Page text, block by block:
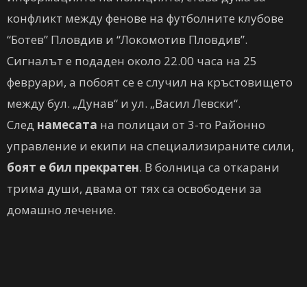
конфликт между фенове на футболните клубове
“Ботев” Пловдив и “Локомотив Пловдив”.
Сигналът е подаден около 22.00 часа на 25
февруари, а побоят се е случил на кръстовището
между бул. „Дунав“ и ул. „Васил Левски“.
След намесата на полицаи от 3-то Районно
управление и екипи на специализираните сили,
боят е бил прекратен. В болница са откарани
трима души, двама от тях са освободени за
домашно лечение.